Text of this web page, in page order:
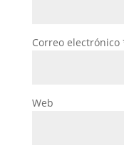
Correo electrónico
Web